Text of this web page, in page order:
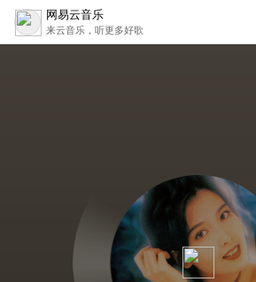
网易云音乐
来云音乐，听更多好歌